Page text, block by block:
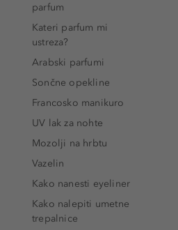
parfum
Kateri parfum mi
ustreza?
Arabski parfumi
Sončne opekline
Francosko manikuro
UV lak za nohte
Mozolji na hrbtu
Vazelin
Kako nanesti eyeliner
Kako nalepiti umetne
trepalnice